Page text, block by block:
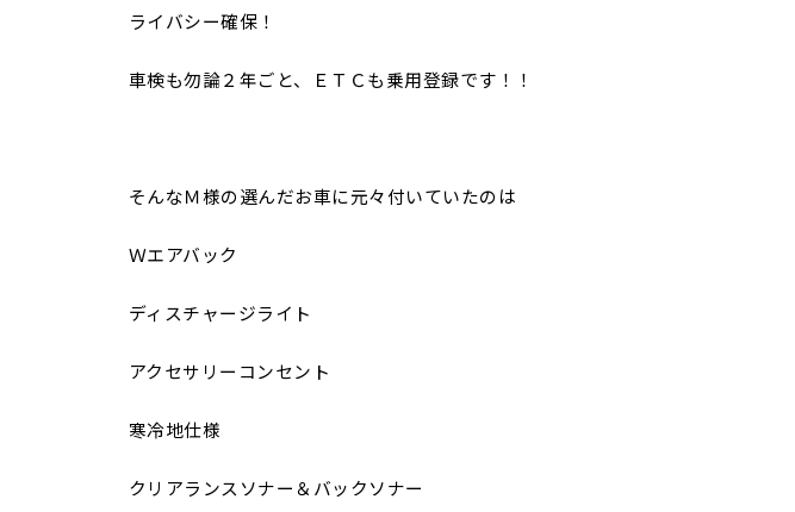
ライバシー確保！
車検も勿論２年ごと、ＥＴＣも乗用登録です！！
そんなＭ様の選んだお車に元々付いていたのは
Ｗエアバック
ディスチャージライト
アクセサリーコンセント
寒冷地仕様
クリアランスソナー＆バックソナー